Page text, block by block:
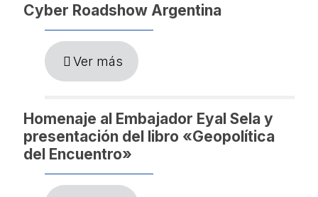
Cyber Roadshow Argentina
Ver más
Homenaje al Embajador Eyal Sela y
presentación del libro «Geopolítica
del Encuentro»